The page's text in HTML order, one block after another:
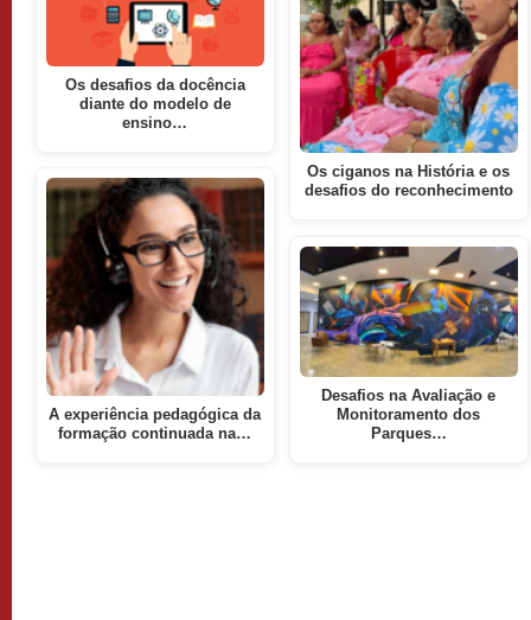
Os desafios da docência
diante do modelo de
ensino…
A experiência pedagógica da
formação continuada na…
Os ciganos na História e os
desafios do reconhecimento
Desafios na Avaliação e
Monitoramento dos
Parques…